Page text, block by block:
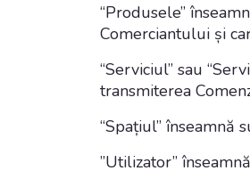
“Produsele”
Comerciantului și
“Serviciul” sau “
transmiterea
“Spațiul” înseamnă
”Utilizator”